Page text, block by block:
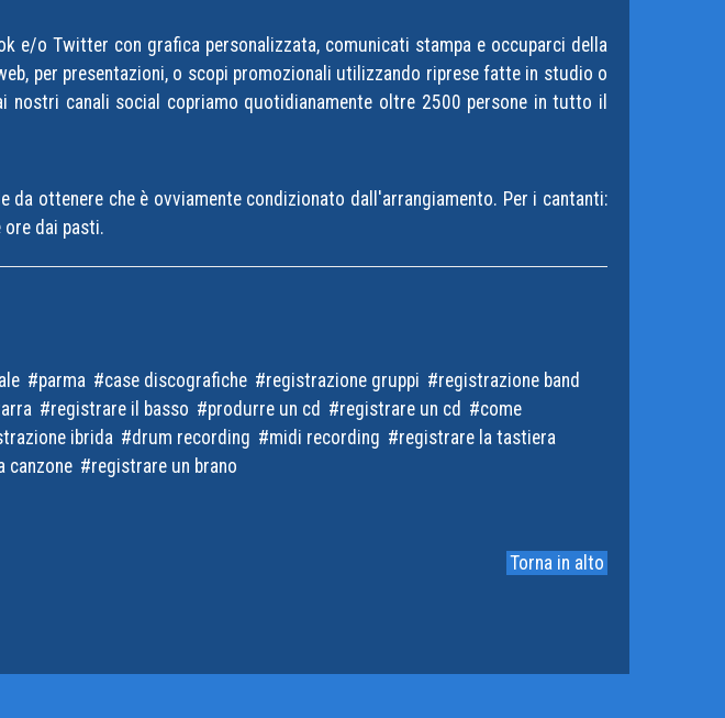
e/o Twitter con grafica personalizzata, comunicati stampa e occuparci della
per presentazioni, o scopi promozionali utilizzando riprese fatte in studio o
canali social copriamo quotidianamente oltre 2500 persone in tutto il
ottenere che è ovviamente condizionato dall'arrangiamento. Per i cantanti:
dai pasti.
parma case discografiche registrazione gruppi
registrazione band
registrare il basso produrre un cd registrare un cd
come
ibrida drum recording midi recording
registrare la tastiera
canzone registrare un brano
Torna in alto